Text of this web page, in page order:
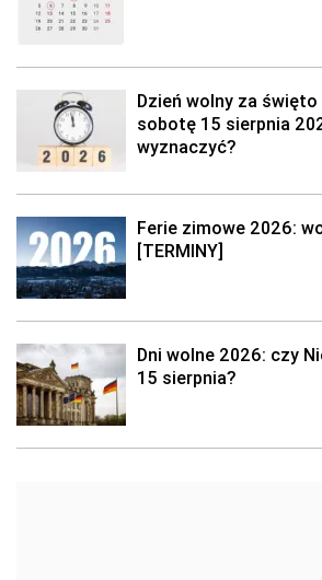
Dzień wolny za
sobotę 15 sierpnia
wyznaczyć?
Ferie zimowe 2026:
[TERMINY]
Dni wolne 2026: czy
15 sierpnia?